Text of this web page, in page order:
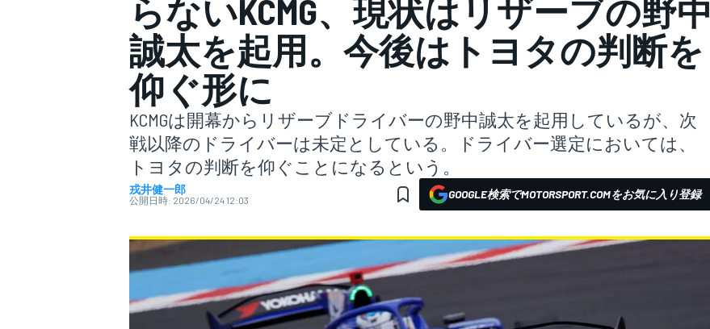
スーパーフォーミュラ
らないKCMG、現状はリザーブの野中
誠太を起用。今後はトヨタの判断を
仰ぐ形に
KCMGは開幕からリザーブドライバーの野中誠太を起用しているが、次
戦以降のドライバーは未定としている。ドライバー選定においては、
トヨタの判断を仰ぐことになるという。
戎井健一郎
公開日時: 2026/04/24 12:03 GOOGLE検索でMOTORSPORT.COMをお気に入り登録